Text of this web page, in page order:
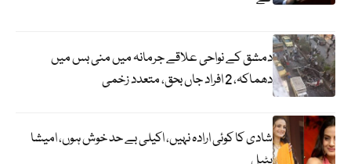
دمشق کے نواحی علاقے جرمانہ میں منی بس میں
دھماکہ، 2 افراد جاں بحق، متعدد زخمی
شادی کا کوئی ارادہ نہیں، اکیلی بے حد خوش ہوں، امیشا